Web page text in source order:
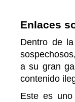
Enlaces
Dentro de
a su gran
contenido
Este es